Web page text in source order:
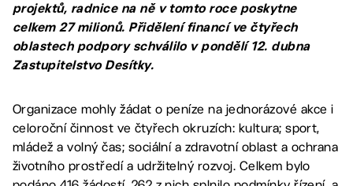
projektů, radnice na ně v tomto roce poskytne
celkem 27 milionů. Přidělení financí ve čtyřech
oblastech podpory schválilo v pondělí 12. dubna
Zastupitelstvo Desítky.
Organizace mohly žádat o peníze na jednorázové akce i
celoroční činnost ve čtyřech okruzích: kultura; sport,
mládež a volný čas; sociální a zdravotní oblast a ochrana
životního prostředí a udržitelný rozvoj. Celkem bylo